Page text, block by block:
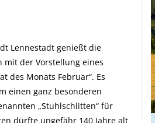
Lennestadt genießt die
mit der Vorstellung eines
des Monats Februar“. Es
einen ganz besonderen
„Stuhlschlitten“ für
dürfte ungefähr 140 Jahre alt